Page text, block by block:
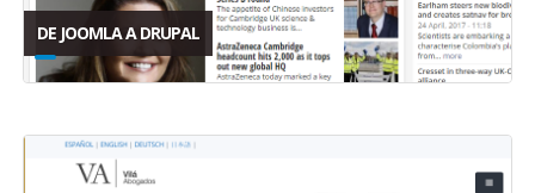
DE JOOMLA A DRUPAL